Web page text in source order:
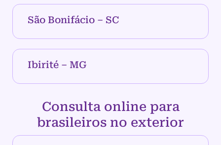
São Bonifácio – SC
Ibirité – MG
Consulta online para
brasileiros no exterior